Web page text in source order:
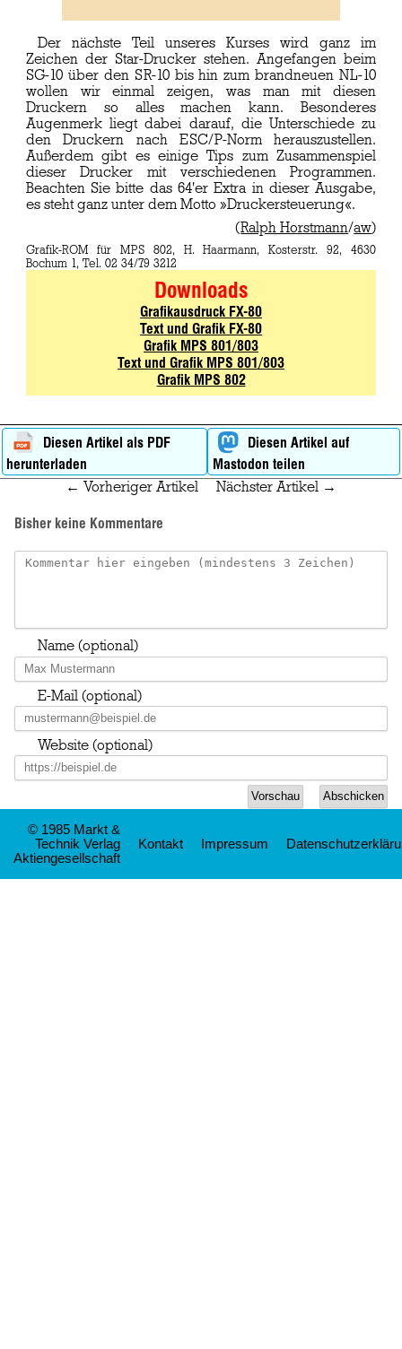
Der nächste Teil unseres Kurses wird ganz im
Zeichen der Star-Drucker stehen. Angefangen beim
SG-10 über den SR-10 bis hin zum brandneuen NL-10
wollen wir einmal zeigen, was man mit diesen
Druckern so alles machen kann. Besonderes
Augenmerk liegt dabei darauf, die Unterschiede zu
den Druckern nach ESC/P-Norm herauszustellen.
Außerdem gibt es einige Tips zum Zusammenspiel
dieser Drucker mit verschiedenen Programmen.
Beachten Sie bitte das 64'er Extra in dieser Ausgabe,
es steht ganz unter dem Motto »Druckersteuerung«.
(Ralph Horstmann/aw)
Grafik-ROM für MPS 802, H. Haarmann, Kosterstr. 92, 4630
Bochum 1, Tel. 02 34/79 3212
Grafikausdruck FX-80
Text und Grafik FX-80
Grafik MPS 801/803
Text und Grafik MPS 801/803
Grafik MPS 802
Diesen Artikel als PDF
herunterladen
Diesen Artikel auf
Mastodon teilen
← Vorheriger Artikel Nächster Artikel →
Bisher keine Kommentare
Name (optional)
E-Mail (optional)
Website (optional)
© 1985 Markt &
Technik Verlag
Aktiengesellschaft
Kontakt Impressum